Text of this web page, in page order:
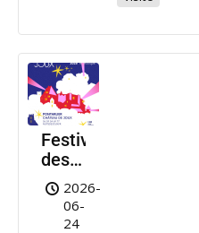
Festival
des
Nuits
de
Joux
2026-
06-
24